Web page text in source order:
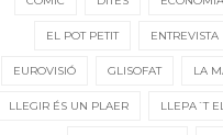
EL POT PETIT ENTREVISTA
EUROVISIÓ GLISOFAT LA
LLEGIR ÉS UN PLAER LLEPA´T